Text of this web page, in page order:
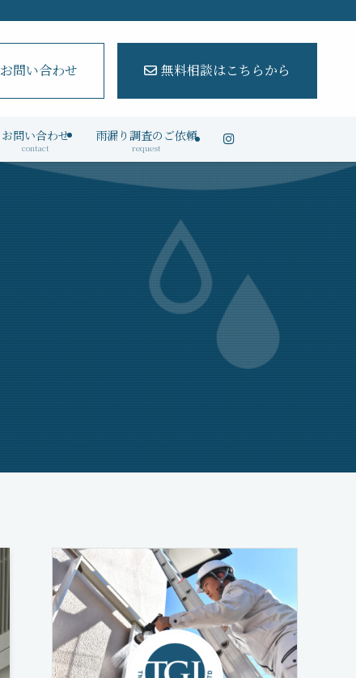
お問い合わせ 無料相談はこちらから
お問い合わせ
contact
雨漏り調査のご依頼
request